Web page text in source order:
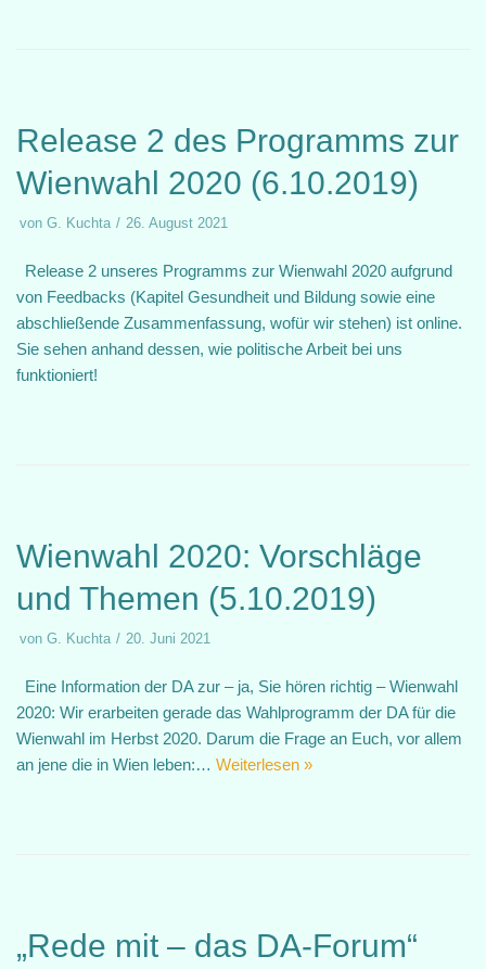
Release 2 des Programms zur
Wienwahl 2020 (6.10.2019)
von G. Kuchta 26. August 2021
Release 2 unseres Programms zur Wienwahl 2020 aufgrund
von Feedbacks (Kapitel Gesundheit und Bildung sowie eine
abschließende Zusammenfassung, wofür wir stehen) ist online.
Sie sehen anhand dessen, wie politische Arbeit bei uns
funktioniert!
Wienwahl 2020: Vorschläge
und Themen (5.10.2019)
von G. Kuchta 20. Juni 2021
Eine Information der DA zur – ja, Sie hören richtig – Wienwahl
2020: Wir erarbeiten gerade das Wahlprogramm der DA für die
Wienwahl im Herbst 2020. Darum die Frage an Euch, vor allem
an jene die in Wien leben:… Weiterlesen »
„Rede mit – das DA-Forum“